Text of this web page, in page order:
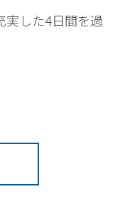
実した4日間を過